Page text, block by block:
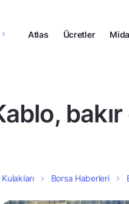
Atlas Ücretler
Kulakları Borsa Haberleri